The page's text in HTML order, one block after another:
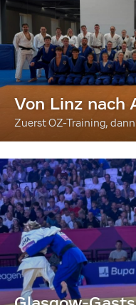
Von Linz nach
Zuerst OZ-Training,